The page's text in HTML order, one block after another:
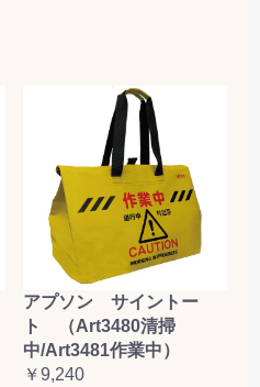
アプソン サイントー
ト （Art3480清掃
中/Art3481作業中）
￥9,240